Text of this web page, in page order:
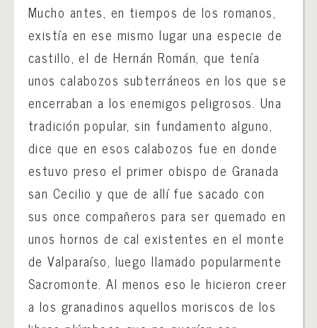
Mucho antes, en tiempos de los romanos,
existía en ese mismo lugar una especie de
castillo, el de Hernán Román, que tenía
unos calabozos subterráneos en los que se
encerraban a los enemigos peligrosos. Una
tradición popular, sin fundamento alguno,
dice que en esos calabozos fue en donde
estuvo preso el primer obispo de Granada
san Cecilio y que de allí fue sacado con
sus once compañeros para ser quemado en
unos hornos de cal existentes en el monte
de Valparaíso, luego llamado popularmente
Sacromonte. Al menos eso le hicieron creer
a los granadinos aquellos moriscos de los